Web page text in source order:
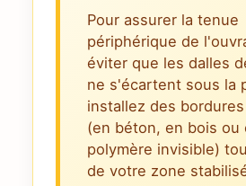
Pour assurer la tenue
périphérique de
éviter que les dalles
ne s'écartent sous la
installez des
(en béton, en bois ou
polymère invisible)
de votre zone